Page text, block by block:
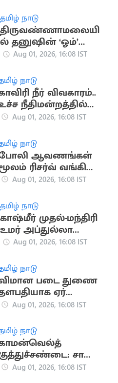
தமிழ் நாடு
திருவண்ணாமலையி
ல் தனுஷின் ‘ஓம்’
படப்பிடிப்பு: திரண்ட
Aug 01, 2026, 16:08 IST
நாடு
நீர் விவகாரம்..
நீதிமன்றத்தில்
திமுக அவசர மனு
Aug 01, 2026, 16:08 IST
நாடு
ஆவணங்கள்
ரிசர்வ் வங்கி
மோசடி: முக்கிய
Aug 01, 2026, 16:08 IST
தமிழ் நாடு
காஷ்மீர் முதல்-மந்திரி
உமர் அப்துல்லா
தம்பதிக்கு விவாகரத்து:
Aug 01, 2026, 16:08 IST
நாடு
படை துணை
ஏர்
மார்ஷல் தேஜ்பால் சிங்
Aug 01, 2026, 16:08 IST
நாடு
சாக்ஷி
சவுத்ரி தங்கம் வென்று
Aug 01, 2026, 16:08 IST